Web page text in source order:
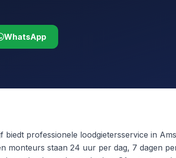
WhatsApp
biedt professionele loodgietersservice in
monteurs staan 24 uur per dag, 7 dagen